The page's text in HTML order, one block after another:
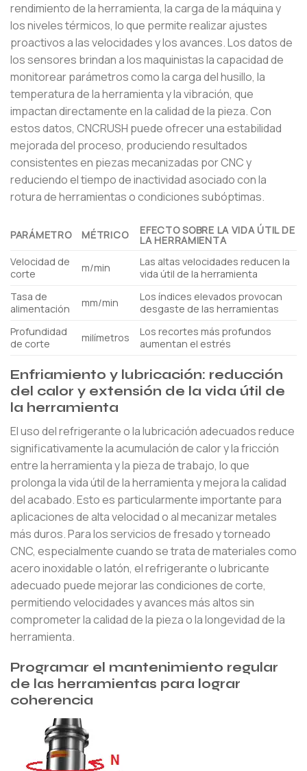
rendimiento de la herramienta, la carga de la máquina y
los niveles térmicos, lo que permite realizar ajustes
proactivos a las velocidades y los avances. Los datos de
los sensores brindan a los maquinistas la capacidad de
monitorear parámetros como la carga del husillo, la
temperatura de la herramienta y la vibración, que
impactan directamente en la calidad de la pieza. Con
estos datos, CNCRUSH puede ofrecer una estabilidad
mejorada del proceso, produciendo resultados
consistentes en piezas mecanizadas por CNC y
reduciendo el tiempo de inactividad asociado con la
rotura de herramientas o condiciones subóptimas.
PARÁMETRO MÉTRICO EFECTO SOBRE LA VIDA ÚTIL DE
LA HERRAMIENTA
Velocidad de
corte
m/min
Las altas velocidades reducen la
vida útil de la herramienta
Tasa de
alimentación
mm/min
Los índices elevados provocan
desgaste de las herramientas
Profundidad
de corte
milímetros
Los recortes más profundos
aumentan el estrés
Enfriamiento y lubricación: reducción
del calor y extensión de la vida útil de
la herramienta
El uso del refrigerante o la lubricación adecuados reduce
significativamente la acumulación de calor y la fricción
entre la herramienta y la pieza de trabajo, lo que
prolonga la vida útil de la herramienta y mejora la calidad
del acabado. Esto es particularmente importante para
aplicaciones de alta velocidad o al mecanizar metales
más duros. Para los servicios de fresado y torneado
CNC, especialmente cuando se trata de materiales como
acero inoxidable o latón, el refrigerante o lubricante
adecuado puede mejorar las condiciones de corte,
permitiendo velocidades y avances más altos sin
comprometer la calidad de la pieza o la longevidad de la
herramienta.
Programar el mantenimiento regular
de las herramientas para lograr
coherencia